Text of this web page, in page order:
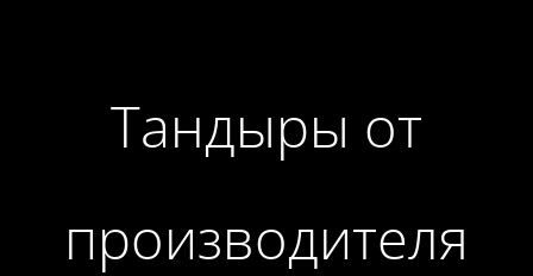
Тандыры от
производителя